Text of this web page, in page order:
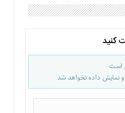
کنید
است
نمایش داده نخواهد شد